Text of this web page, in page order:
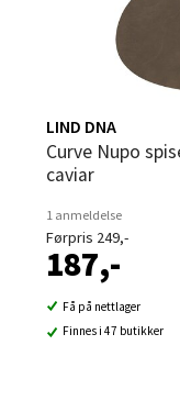
LIND DNA
Curve Nupo spisebrikke L 37x44 cm
caviar
1 anmeldelse
Førpris 249,-
187,-
Få på nettlager
Finnes i 47 butikker
Sortland
Strangata 26,
Åpent i dag 10-